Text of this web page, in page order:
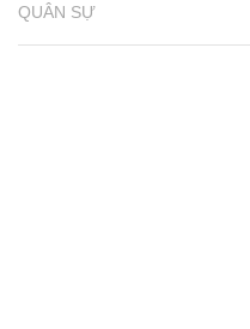
QUÂN SỰ